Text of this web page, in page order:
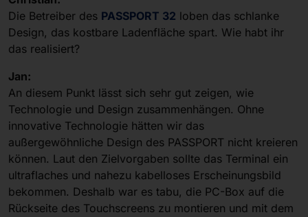
Die Betreiber des PASSPORT 32 loben das schlanke
Design, das kostbare Ladenfläche spart. Wie habt ihr
das realisiert?
Jan:
An diesem Punkt lässt sich sehr gut zeigen, wie
Technologie und Design zusammenhängen. Ohne
innovative Technologie hätten wir das
außergewöhnliche Design des PASSPORT nicht kreieren
können. Laut den Zielvorgaben sollte das Terminal ein
ultraflaches und nahezu kabelloses Erscheinungsbild
bekommen. Deshalb war es tabu, die PC-Box auf die
Rückseite des Touchscreens zu montieren und mit dem